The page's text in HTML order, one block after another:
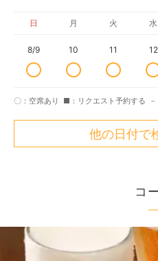
日 月 火 水
8/9 10 11 12
〇：空席あり ■：リクエスト予約する
他の日付で
コ